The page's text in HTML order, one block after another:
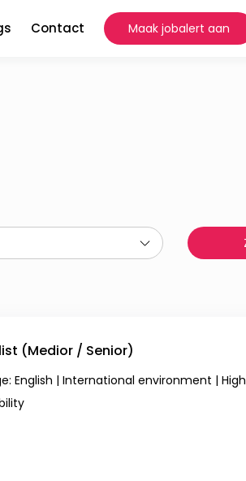
Contact Maak jobalert aan
(Medior / Senior)
English | International environment | High